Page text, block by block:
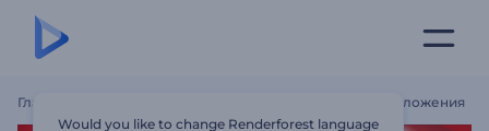
Главная Яркое Промо Для Мобильного Приложения
Would you like to change Renderforest language